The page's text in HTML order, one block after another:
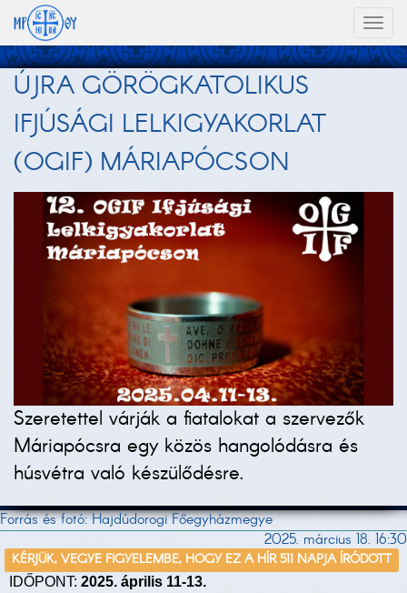
ÚJRA GÖRÖGKATOLIKUS
IFJÚSÁGI LELKIGYAKORLAT
(OGIF) MÁRIAPÓCSON
Szeretettel várják a fiatalokat a szervezők
Máriapócsra egy közös hangolódásra és
húsvétra való készülődésre.
Forrás és fotó: Hajdúdorogi Főegyházmegye
2025. március 18. 16:30
KÉRJÜK, VEGYE FIGYELEMBE, HOGY EZ A HÍR 511 NAPJA ÍRÓDOTT
IDŐPONT: 2025. április 11-13.